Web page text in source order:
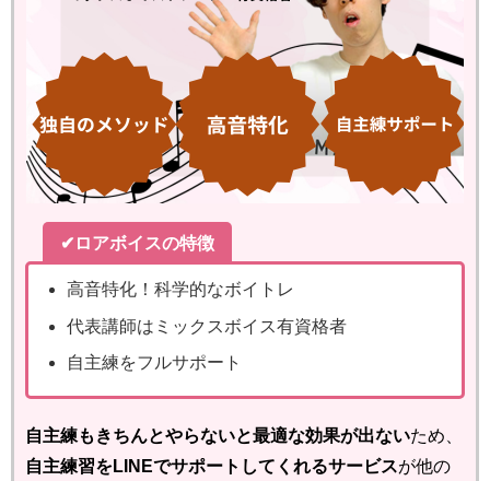
✔ロアボイスの特徴
高音特化！科学的なボイトレ
代表講師はミックスボイス有資格者
自主練をフルサポート
自主練もきちんとやらないと最適な効果が出ないため、
自主練習をLINEでサポートしてくれるサービスが他の